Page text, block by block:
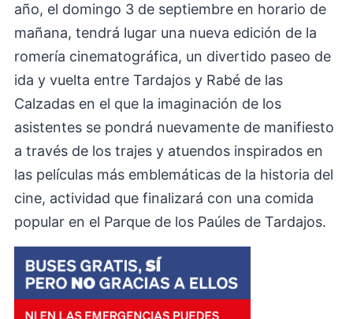
año, el domingo 3 de septiembre en horario de
mañana, tendrá lugar una nueva edición de la
romería cinematográfica, un divertido paseo de
ida y vuelta entre Tardajos y Rabé de las
Calzadas en el que la imaginación de los
asistentes se pondrá nuevamente de manifiesto
a través de los trajes y atuendos inspirados en
las películas más emblemáticas de la historia del
cine, actividad que finalizará con una comida
popular en el Parque de los Paúles de Tardajos.